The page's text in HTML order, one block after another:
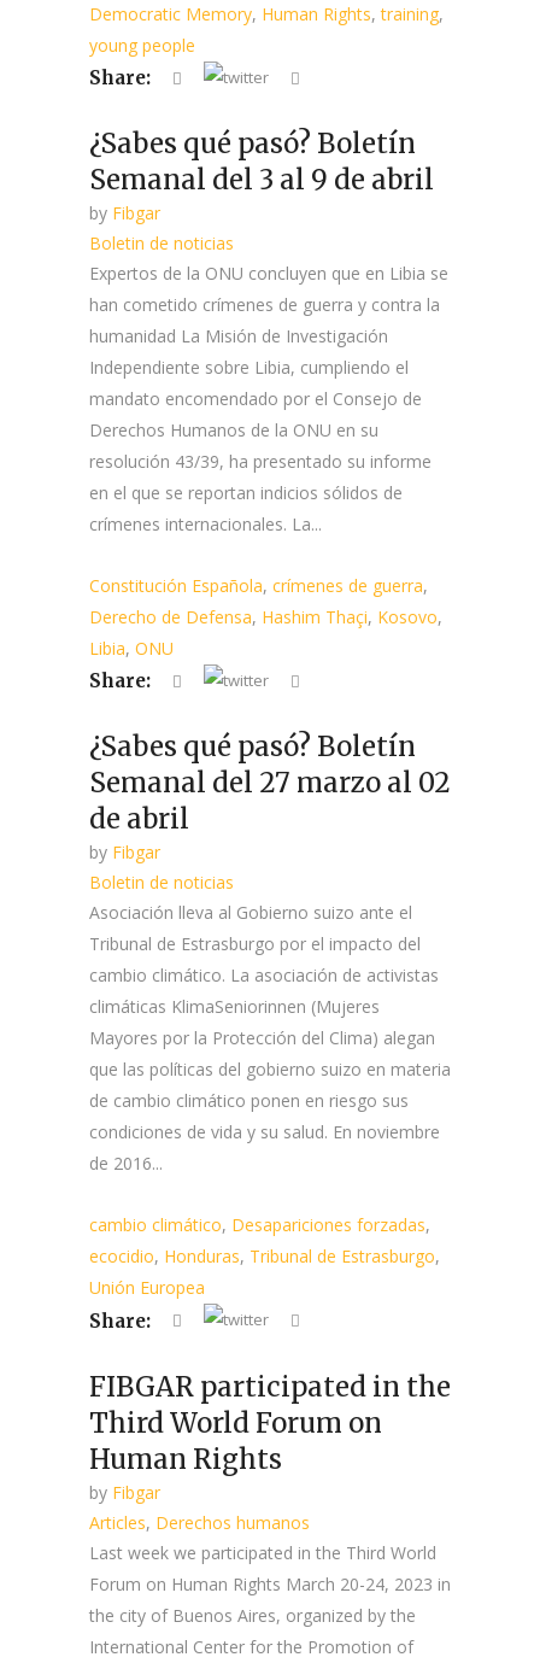
Democratic Memory, Human Rights,training,
young people
Share:
¿Sabes qué pasó? Boletín
Semanal del 3 al 9 de abril
by Fibgar
Boletin de noticias
Expertos de la ONU concluyen que en Libia se
han cometido crímenes de guerra y contra la
humanidad La Misión de Investigación
Independiente sobre Libia, cumpliendo el
mandato encomendado por el Consejo de
Derechos Humanos de la ONU en su
resolución 43/39, ha presentado su informe
en el que se reportan indicios sólidos de
crímenes internacionales. La...
Constitución Española, crímenes de guerra,
Derecho de Defensa, Hashim Thaçi, Kosovo,
Libia, ONU
Share:
¿Sabes qué pasó? Boletín
Semanal del 27 marzo al 02
de abril
by Fibgar
Boletin de noticias
Asociación lleva al Gobierno suizo ante el
Tribunal de Estrasburgo por el impacto del
cambio climático. La asociación de activistas
climáticas KlimaSeniorinnen (Mujeres
Mayores por la Protección del Clima) alegan
que las políticas del gobierno suizo en materia
de cambio climático ponen en riesgo sus
condiciones de vida y su salud. En noviembre
de 2016...
cambio climático, Desapariciones forzadas,
ecocidio, Honduras, Tribunal de Estrasburgo,
Unión Europea
Share:
FIBGAR participated in the
Third World Forum on
Human Rights
by Fibgar
Articles, Derechos humanos
Last week we participated in the Third World
Forum on Human Rights March 20-24, 2023 in
the city of Buenos Aires, organized by the
International Center for the Promotion of